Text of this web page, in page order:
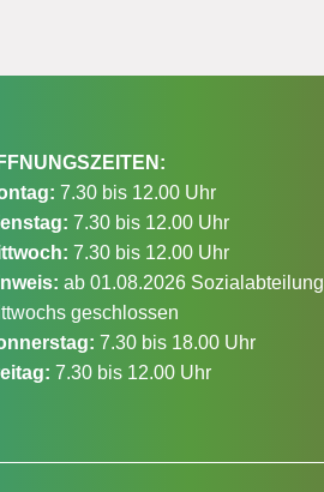
7.30 bis 12.00 Uhr
7.30 bis 12.00 Uhr
7.30 bis 12.00 Uhr
ab 01.08.2026 Sozialabteilung
geschlossen
7.30 bis 18.00 Uhr
7.30 bis 12.00 Uhr